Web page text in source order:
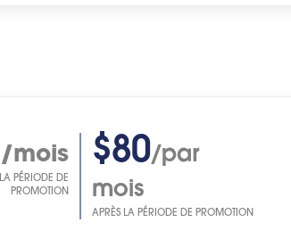
/mois
PÉRIODE DE
PROMOTION
$80/par
mois
APRÈS LA PÉRIODE DE PROMOTION